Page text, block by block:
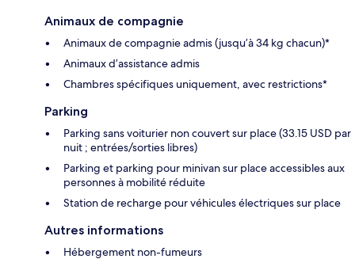
Animaux de compagnie
Animaux de compagnie admis (jusqu’à 34 kg chacun)*
Animaux d’assistance admis
Chambres spécifiques uniquement, avec restrictions*
Parking
Parking sans voiturier non couvert sur place (33.15 USD par
nuit ; entrées/sorties libres)
Parking et parking pour minivan sur place accessibles aux
personnes à mobilité réduite
Station de recharge pour véhicules électriques sur place
Autres informations
Hébergement non-fumeurs